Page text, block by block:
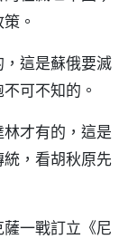
。
這是蘇俄要滅
可不知的。
才有的，這是
，看胡秋原先
一戰訂立《尼